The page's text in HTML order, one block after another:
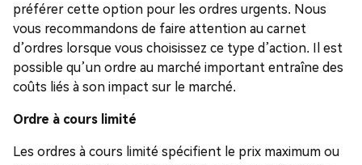
préférer cette option pour les ordres urgents. Nous
vous recommandons de faire attention au carnet
d’ordres lorsque vous choisissez ce type d’action. Il est
possible qu’un ordre au marché important entraîne des
coûts liés à son impact sur le marché.
Ordre à cours limité
Les ordres à cours limité spécifient le prix maximum ou